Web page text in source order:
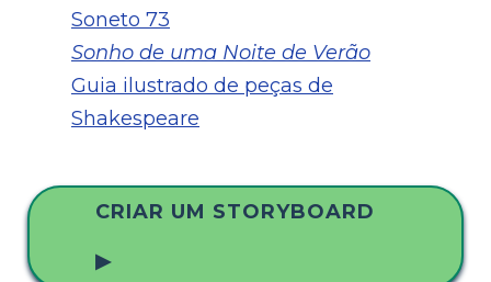
Soneto 73
Sonho de uma Noite de Verão
Guia ilustrado de peças de
Shakespeare
CRIAR UM STORYBOARD
▶